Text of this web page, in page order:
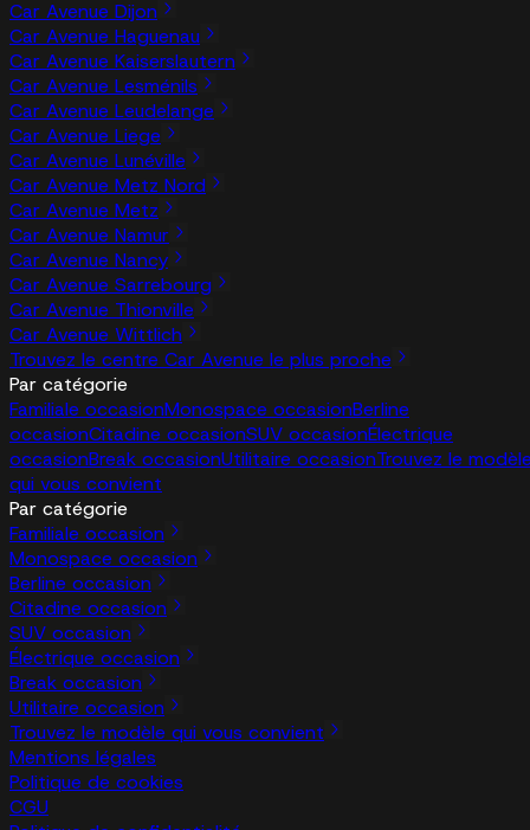
Car Avenue Dijon
Car Avenue Haguenau
Car Avenue Kaiserslautern
Car Avenue Lesménils
Car Avenue Leudelange
Car Avenue Liege
Car Avenue Lunéville
Car Avenue Metz Nord
Car Avenue Metz
Car Avenue Namur
Car Avenue Nancy
Car Avenue Sarrebourg
Car Avenue Thionville
Car Avenue Wittlich
Trouvez le centre Car Avenue le plus proche
Par catégorie
Familiale occasionMonospace occasionBerline
occasionCitadine occasionSUV occasionÉlectrique
occasionBreak occasionUtilitaire occasionTrouvez le
qui vous convient
Par catégorie
Familiale occasion
Monospace occasion
Berline occasion
Citadine occasion
SUV occasion
Électrique occasion
Break occasion
Utilitaire occasion
Trouvez le modèle qui vous convient
Mentions légales
Politique de cookies
CGU